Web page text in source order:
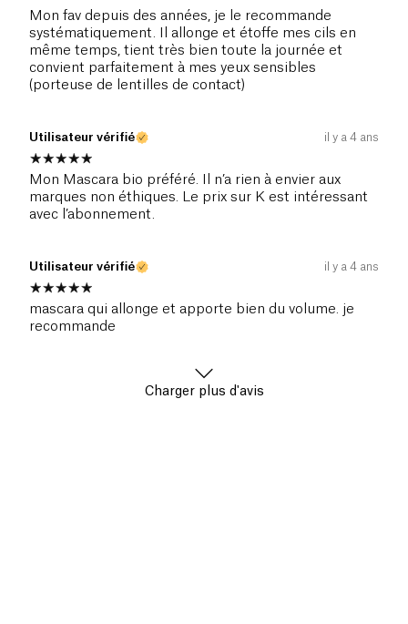
Mon fav depuis des années, je le recommande
systématiquement. Il allonge et étoffe mes cils en
même temps, tient très bien toute la journée et
convient parfaitement à mes yeux sensibles
(porteuse de lentilles de contact)
Utilisateur vérifié il y a 4 ans
Mon Mascara bio préféré. Il n’a rien à envier aux
marques non éthiques. Le prix sur K est intéressant
avec l’abonnement.
Utilisateur vérifié il y a 4 ans
mascara qui allonge et apporte bien du volume. je
recommande
Charger plus d'avis